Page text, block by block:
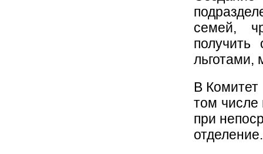
семей,
льготами,
В
том числе
при
отделение.